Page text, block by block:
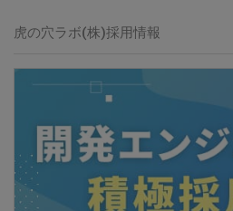
虎の穴ラボ(株)採用情報